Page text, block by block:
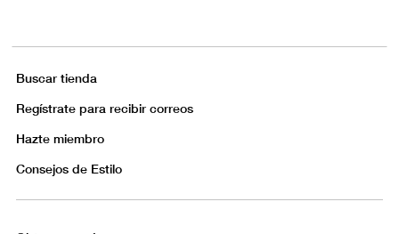
Buscar tienda
Regístrate para recibir correos
Hazte miembro
Consejos de Estilo